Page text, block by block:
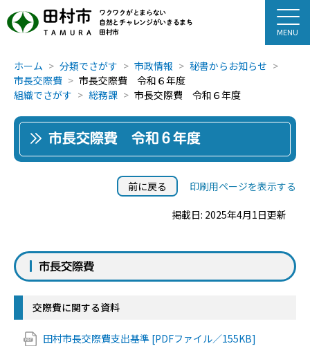
田村市
TAMURA
ワクワクがとまらない
自然とチャレンジがいきるまち
田村市
ホーム 分類でさがす 市政情報
秘書からお知らせ
市長交際費
市長交際費 令和６年度
組織でさがす
総務課 市長交際費 令和６年度
市長交際費 令和６年度
前に戻る 印刷用ページを表示する
掲載日: 2025年4月1日更新
市長交際費
交際費に関する資料
田村市長交際費支出基準 [PDFファイル／155KB]